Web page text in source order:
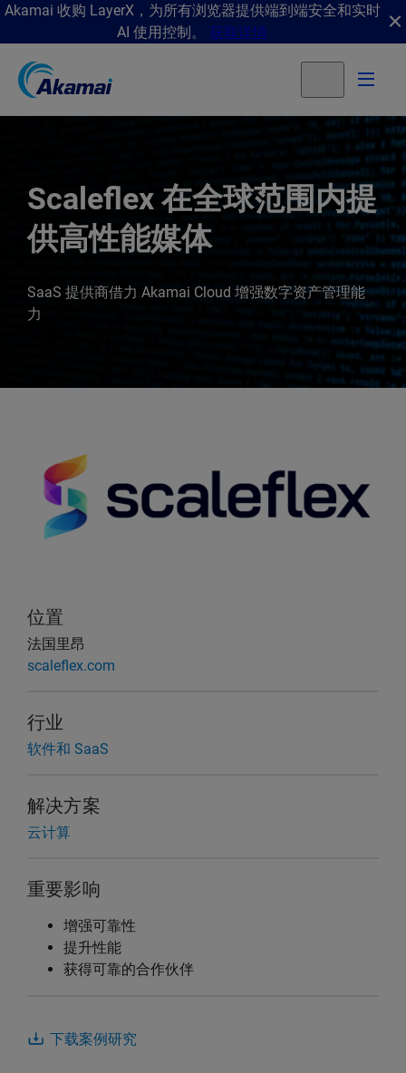
Akamai 收购 LayerX，为所有浏览器提供端到端安全和实时
AI 使用控制。 获取详情
Scaleflex 在全球范围内提
供高性能媒体
SaaS 提供商借力 Akamai Cloud 增强数字资产管理能
力
位置
法国里昂
scaleflex.com
行业
软件和 SaaS
解决方案
云计算
重要影响
增强可靠性
提升性能
获得可靠的合作伙伴
下载案例研究